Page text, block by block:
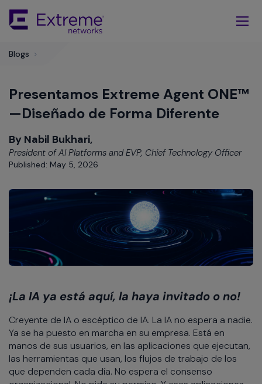
Main
Blogs >
Presentamos Extreme Agent ONE™
—Diseñado de Forma Diferente
By Nabil Bukhari,
President of AI Platforms and EVP, Chief Technology Officer
Published: May 5, 2026
¡La IA ya está aquí, la haya invitado o no!
Creyente de IA o escéptico de IA. La IA no espera a nadie.
Ya se ha puesto en marcha en su empresa. Está en
manos de sus usuarios, en las aplicaciones que ejecutan,
las herramientas que usan, los flujos de trabajo de los
que dependen cada día. No espera el consenso